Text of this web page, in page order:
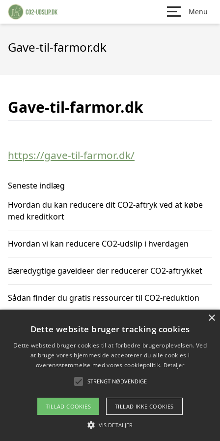
Menu
Gave-til-farmor.dk
Gave-til-farmor.dk
https://gave-til-farmor.dk/
Seneste indlæg
Hvordan du kan reducere dit CO2-aftryk ved at købe
med kreditkort
Hvordan vi kan reducere CO2-udslip i hverdagen
Bæredygtige gaveideer der reducerer CO2-aftrykket
Sådan finder du gratis ressourcer til CO2-reduktion
Hvordan gadgets til hjemmet kan reducere CO2-udslip
Copyright 2026 - Pilanto Aps
Om / kontakt
Blog Betingelser
×
Dette website bruger tracking cookies
Dette websted bruger cookies til at forbedre brugeroplevelsen. Ved
at bruge vores hjemmeside accepterer du alle cookies i
overensstemmelse med vores cookiepolitik. Detaljer
STRENGT NØDVENDIGE
TILLAD COOKIES TILLAD IKKE COOKIES
VIS DETALJER